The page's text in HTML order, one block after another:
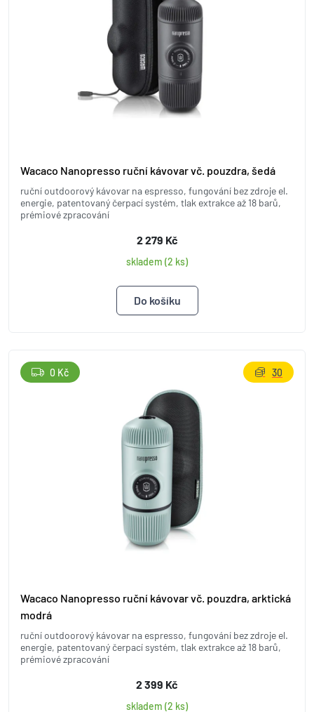
Wacaco Nanopresso ruční kávovar vč. pouzdra, šedá
ruční outdoorový kávovar na espresso, fungování bez zdroje el.
energie, patentovaný čerpací systém, tlak extrakce až 18 barů,
prémiové zpracování
2 279 Kč
skladem (2 ks)
Wacaco Nanopresso ruční kávovar vč. pouzdra, arktická
modrá
ruční outdoorový kávovar na espresso, fungování bez zdroje el.
energie, patentovaný čerpací systém, tlak extrakce až 18 barů,
prémiové zpracování
2 399 Kč
skladem (2 ks)
0 Kč 30